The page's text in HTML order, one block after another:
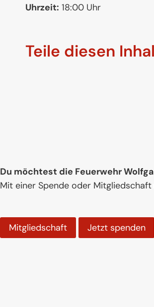
Uhrzeit: 18:00 Uhr
Teile diesen
Du möchtest die Feuerwehr
Mit einer Spende oder
Mitgliedschaft Jetzt spenden